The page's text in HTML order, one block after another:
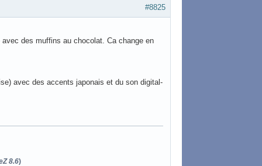
#8825
des muffins au chocolat. Ca change en
avec des accents japonais et du son digital-
8.6)